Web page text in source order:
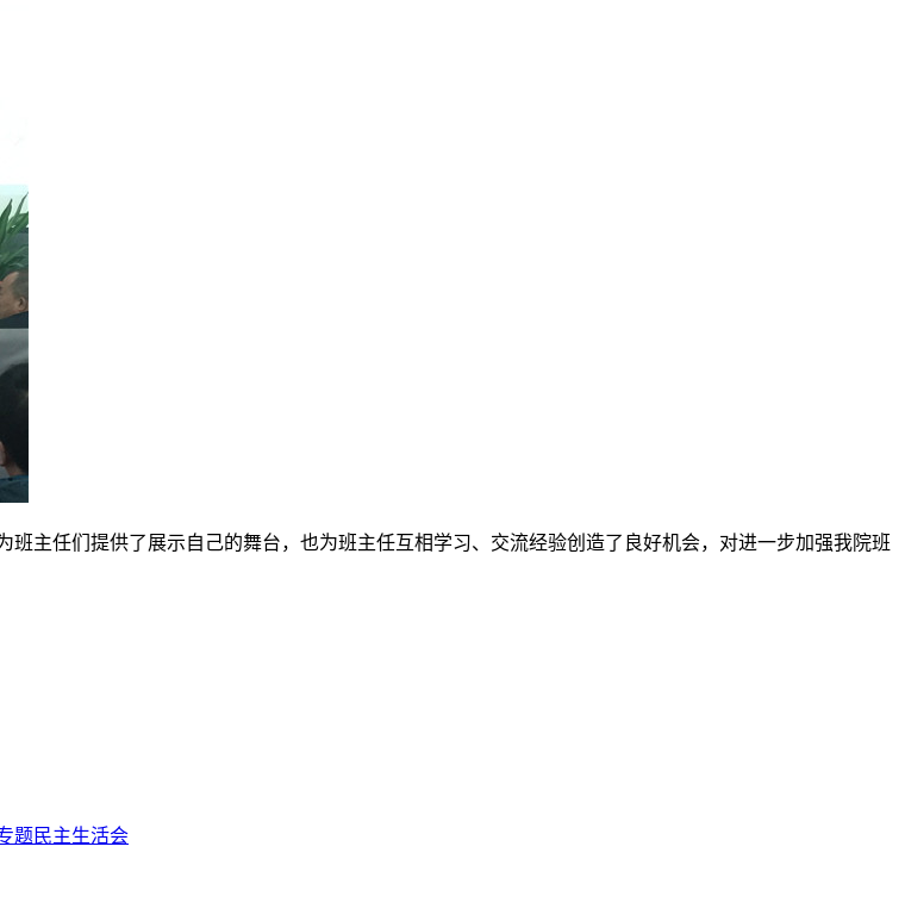
任们提供了展示自己的舞台，也为班主任互相学习、交流经验创造了良好机会，对进一步加强我院班
题民主生活会